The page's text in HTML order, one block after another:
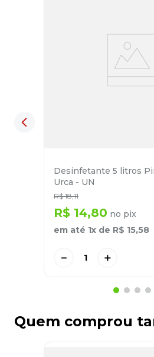
Desinfetante 5 litros
Urca - UN
R$ 18,11
R$ 14,80 no pix
em até 1x de R$ 15,58
＋
－
Quem comprou